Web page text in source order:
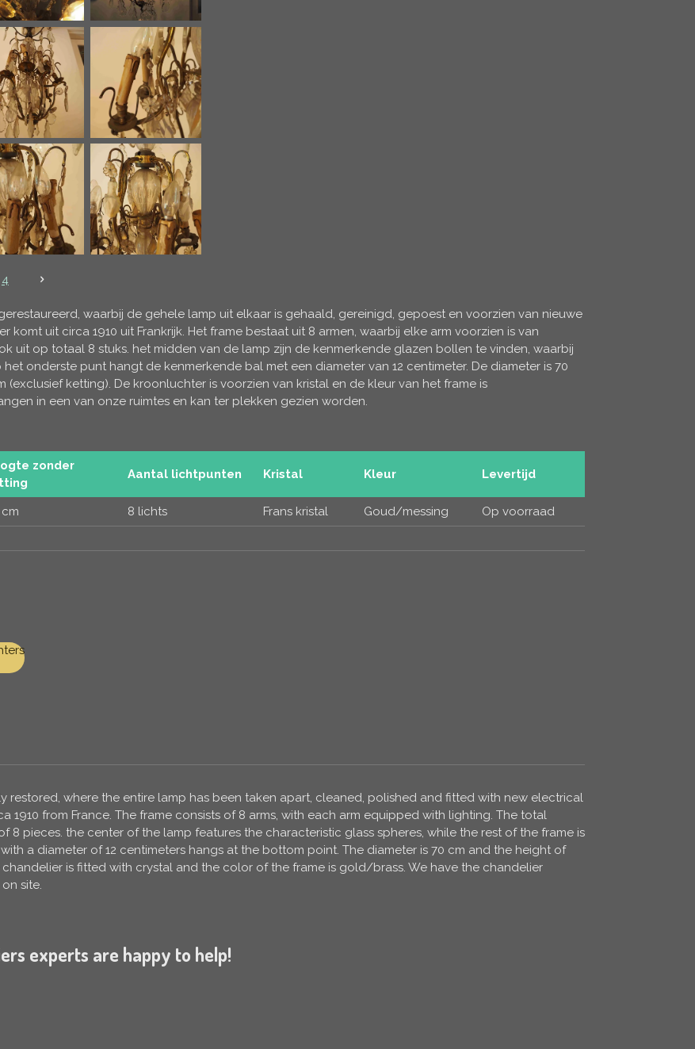
4
waarbij de gehele lamp uit elkaar is gehaald, gereinigd, gepoest en voorzien van nieuwe
uit circa 1910 uit Frankrijk. Het frame bestaat uit 8 armen, waarbij elke arm voorzien is van
uit op totaal 8 stuks. het midden van de lamp zijn de kenmerkende glazen bollen te vinden, waarbij
onderste punt hangt de kenmerkende bal met een diameter van 12 centimeter. De diameter is 70
ketting). De kroonluchter is voorzien van kristal en de kleur van het frame is
in een van onze ruimtes en kan ter plekken gezien worden.
zonder
Aantal lichtpunten Kristal Kleur Levertijd
8 lichts Frans kristal Goud/messing Op voorraad
restored, where the entire lamp has been taken apart, cleaned, polished and fitted with new electrical
1910 from France. The frame consists of 8 arms, with each arm equipped with lighting. The total
pieces. the center of the lamp features the characteristic glass spheres, while the rest of the frame is
a diameter of 12 centimeters hangs at the bottom point. The diameter is 70 cm and the height of
is fitted with crystal and the color of the frame is gold/brass. We have the chandelier
site.
experts are happy to help!